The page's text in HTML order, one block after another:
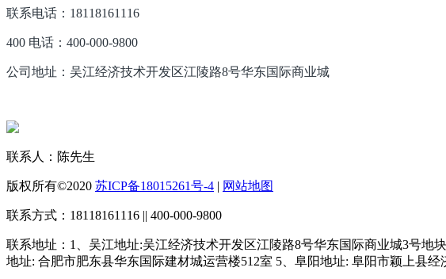
联系电话：18118161116
400 电话：400-000-9800
公司地址：吴江经济技术开发区江陵路8号华东国际商业城
联系人：陈先生
版权所有©2020 苏ICP备18015261号-4 | 网站地图
联系方式：18118161116 || 400-000-9800
联系地址：1、吴江地址:吴江经济技术开发区江陵路8号华东国际商业城3号地
地址: 合肥市肥东县华东国际建材城运营楼512室 5、阜阳地址: 阜阳市颖上县